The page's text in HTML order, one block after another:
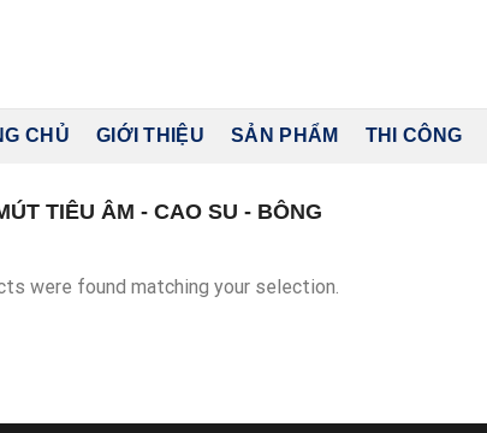
CHỦ GIỚI THIỆU SẢN PHẨM THI CÔNG
TIÊU ÂM - CAO SU - BÔNG
were found matching your selection.